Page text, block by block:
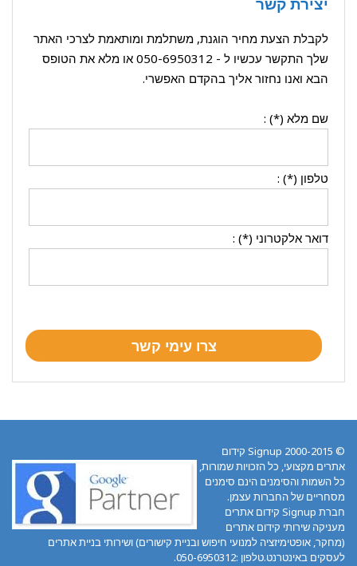
יצירת קשר
לקבלת הצעת מחיר הוגנת, משתלמת ומותאמת לצרכי האתר
שלך התקשר עכשיו ל - 050-6950312 או מלא את הטופס
הבא ואנו נחזור אליך בהקדם האפשרי.
שם מלא (*) :
טלפון (*) :
דואר אלקטרוני (*) :
© 2000-2015 Signup קידום
אתרים מקצועי, כל הזכויות שמורות,
כל השמות והסימנים הינם סימנים
מסחריים של החברות עצמן.
חברת Signup קידום אתרים
מעניקה שירותי קידום אתרים
(מחקר, אופטימיזציה למנועי חיפוש ובניית קישורים) ושירותי בניית אתרים
לעסקים באינטרנט.טלפון :050-6950312.